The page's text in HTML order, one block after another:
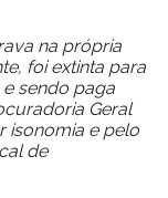
na própria
foi extinta para
sendo paga
Geral
isonomia e pelo
de